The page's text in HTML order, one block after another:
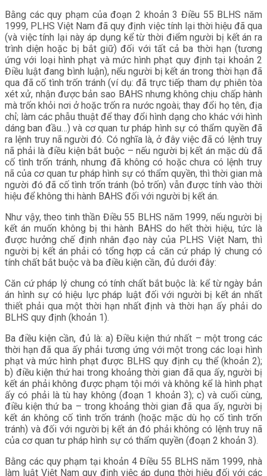
Bằng các quy phạm của đoạn 2 khoản 3 Điều 55 BLHS năm
1999, PLHS Việt Nam đã quy định việc tính lại thời hiệu đã qua
(và việc tính lại này áp dụng kể từ thời điểm người bị kết án ra
trình diện hoặc bị bắt giữ) đối với tất cả ba thời hạn (tương
ứng với loại hình phạt và mức hình phạt quy định tại khoản 2
Điều luật đang bình luận), nếu người bị kết án trong thời hạn đã
qua đã cố tình trốn tránh (ví dụ: đã trực tiếp tham dự phiên tòa
xét xử, nhận được bản sao BAHS nhưng không chịu chấp hành
mà trốn khỏi nơi ở hoặc trốn ra nước ngoài; thay đổi họ tên, địa
chỉ; làm các phẫu thuật để thay đổi hình dạng cho khác với hình
dáng ban đầu…) và cơ quan tư pháp hình sự có thẩm quyền đã
ra lệnh truy nã người đó. Có nghĩa là, ở đây việc đã có lệnh truy
nã phải là điều kiện bắt buộc – nếu người bị kết án mặc dù đã
cố tình trốn tránh, nhưng đã không có hoặc chưa có lệnh truy
nã của cơ quan tư pháp hình sự có thẩm quyền, thì thời gian mà
người đó đã cố tình trốn tránh (bỏ trốn) vẫn được tính vào thời
hiệu để không thi hành BAHS đối với người bị kết án.
Như vậy, theo tinh thần Điều 55 BLHS năm 1999, nếu người bị
kết án muốn không bị thi hành BAHS do hết thời hiệu, tức là
được hưởng chế định nhân đạo này của PLHS Việt Nam, thì
người bị kết án phải có tổng hợp cả căn cứ pháp lý chung có
tính chất bắt buộc và ba điều kiện cần, đủ dưới đây:
Căn cứ pháp lý chung có tính chất bắt buộc là: kể từ ngày bản
án hình sự có hiệu lực pháp luật đối với người bị kết án nhất
thiết phải qua một thời hạn nhất định và thời hạn ấy phải do
BLHS quy định (khoản 1).
Ba điều kiện cần, đủ là: a) Điều kiện thứ nhất – một trong các
thời hạn đã qua ấy phải tương ứng với một trong các loại hình
phạt và mức hình phạt được BLHS quy định cụ thể (khoản 2);
b) điều kiện thứ hai trong khoảng thời gian đã qua ấy, người bị
kết án phải không được phạm tội mới và không kể là hình phạt
ấy có phải là tù hay không (đoạn 1 khoản 3); c) và cuối cùng,
điều kiện thứ ba – trong khoảng thời gian đã qua ấy, người bị
kết án không cố tình trốn tránh (hoặc mặc dù họ cố tình trốn
tránh) và đối với người bị kết án đó phải không có lệnh truy nã
của cơ quan tư pháp hình sự có thẩm quyền (đoạn 2 khoản 3).
Bằng các quy phạm tại khoản 4 Điều 55 BLHS năm 1999, nhà
làm luật Việt Nam quy định việc áp dụng thời hiệu đối với các